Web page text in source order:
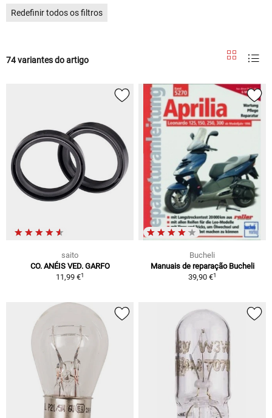
Redefinir todos os filtros
74 variantes do artigo
saito
CO. ANÉIS VED. GARFO
11,99 €1
Bucheli
Manuais de reparação Bucheli
39,90 €1